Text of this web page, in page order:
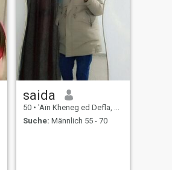
saida
50 • 'Aïn Kheneg ed Defla, Djelfa, Algerien
Suche: Männlich 55 - 70